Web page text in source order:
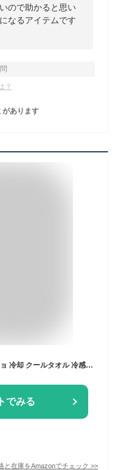
ので助かると思い
なるアイテムです
？
があります
でみる
と在庫をAmazonでチェック >>